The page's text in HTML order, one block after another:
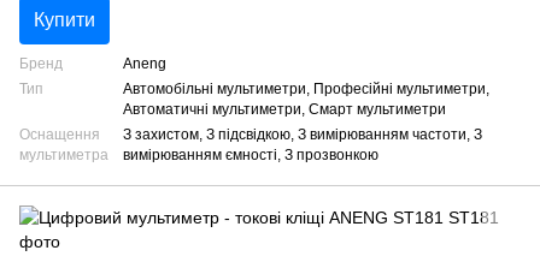
Купити
Бренд
Aneng
Тип
Автомобільні мультиметри, Професійні мультиметри,
Автоматичні мультиметри, Смарт мультиметри
Оснащення
мультиметра
З захистом, З підсвідкою, З вимірюванням частоти, З
вимірюванням ємності, З прозвонкою